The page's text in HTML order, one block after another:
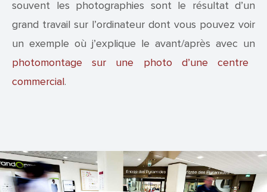
souvent les photographies sont le résultat d’un
grand travail sur l’ordinateur dont vous pouvez voir
un exemple où j’explique le avant/après avec un
photomontage sur une photo d’une centre
commercial .